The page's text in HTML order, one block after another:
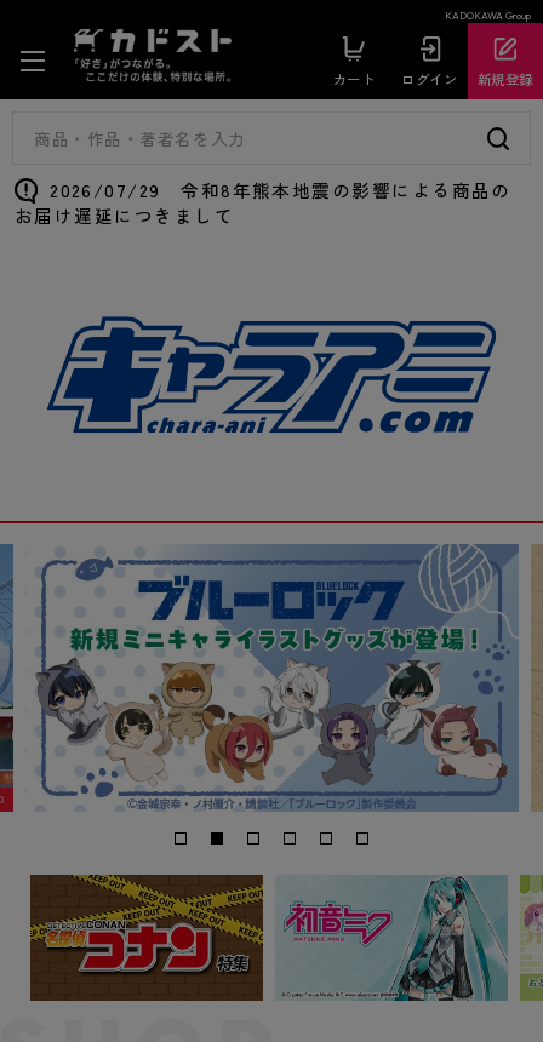
KADOKAWA Group
カート ログイン 新規登録
2026/07/29 令和8年熊本地震の影響による商品の
お届け遅延につきまして